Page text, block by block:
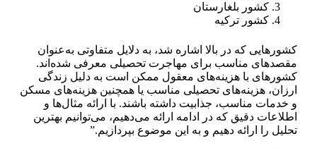
کشور بلغارستان
کشور ترکیه
کشورهایی که در بالا اشاره شد، به دلایل متفاوتی به‌عنوان
مقصدهای مناسب برای مهاجرت تحصیلی معرفی شده‌اند.
کشورهای با هزینه‌های معقول ممکن است به دلیل زندگی
ارزان، هزینه‌های تحصیلی مناسب یا همچنین هزینه‌های مسکن
و خدمات مناسب، جذابیت داشته باشند. با ارائه مثال‌ها و
اطلاعات دقیق که در ادامه ارائه می‌دهیم، می‌توانیم بهترین
تحلیل را ارائه دهیم و به این موضوع بپردازیم.”